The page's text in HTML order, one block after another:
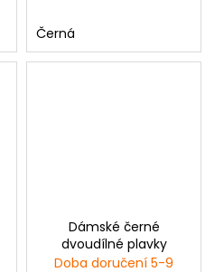
Černá
Dámské černé
dvoudílné plavky
Doba doručení 5-9